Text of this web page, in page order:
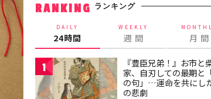
RANKING ランキング
DAILY
24時間
WEEKLY
週 間 月 間
1
『豊臣兄弟！』お市と
家、自刃しての最期と
の句」…運命を共にし
の悲劇